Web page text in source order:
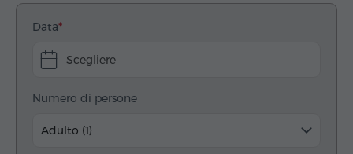
Data
Scegliere
Numero di persone
Adulto (1)